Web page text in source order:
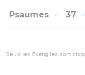
Psaumes 37
Seuls les Évangiles sont